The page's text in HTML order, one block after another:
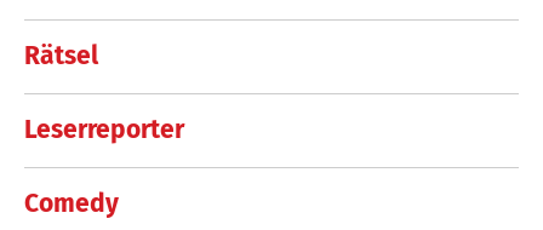
Rätsel
Leserreporter
Comedy